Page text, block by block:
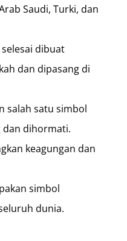
Saudi, Turki, dan
selesai dibuat
dan dipasang di
salah satu simbol
dan dihormati.
keagungan dan
simbol
dunia.